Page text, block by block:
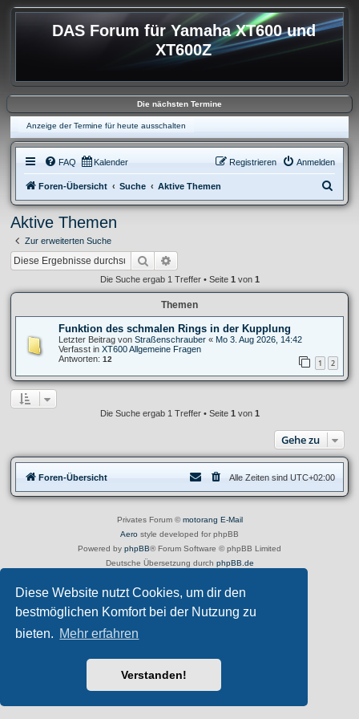
Diese Website nutzt Cookies, um dir den
bestmöglichen Komfort bei der Nutzung zu
bieten. Mehr erfahren
Verstanden!
DAS Forum für Yamaha XT600 und
XT600Z
Die nächsten Termine
Anzeige der Termine für heute ausschalten
FAQ Kalender Anmelden
Registrieren
Foren-Übersicht Suche Aktive Themen
u
Aktive Themen
Zur erweiterten Suche
Suche
Die Suche ergab 1 Treffer • Seite 1 von 1
Themen
Funktion des schmalen Rings in der Kupplung
Letzter Beitrag von Straßenschrauber « Mo 3. Aug 2026, 14:42
Verfasst in XT600 Allgemeine Fragen
Antworten: 12 1 2
Die Suche ergab 1 Treffer • Seite 1 von 1
Gehe zu
Foren-Übersicht Alle Zeiten sind UTC+02:00
Privates Forum ©motorang E-Mail
Aero style developed for phpBB
Powered by phpBB® Forum Software © phpBB Limited
Deutsche Übersetzung durch phpBB.de